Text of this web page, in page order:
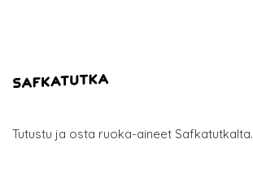
Tutustu ja osta ruoka-aineet Safkatutkalta.